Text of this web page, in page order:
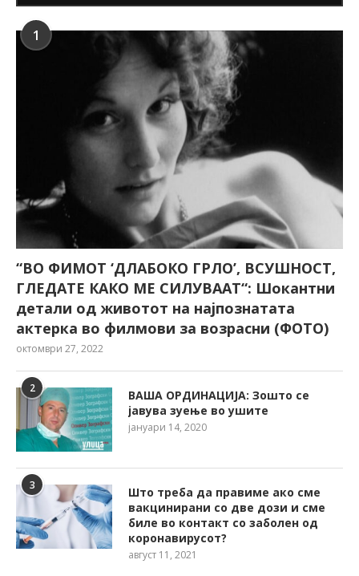
1
“ВО ФИМОТ ‘ДЛАБОКО ГРЛО’, ВСУШНОСТ,
ГЛЕДАТЕ КАКО МЕ СИЛУВААТ“: Шокантни
детали од животот на најпознатата
актерка во филмови за возрасни (ФОТО)
октомври 27, 2022
2
ВАША ОРДИНАЦИЈА: Зошто се
јавува зуење во ушите
јануари 14, 2020
3
Што треба да правиме ако сме
вакцинирани со две дози и сме
биле во контакт со заболен од
коронавирусот?
август 11, 2021